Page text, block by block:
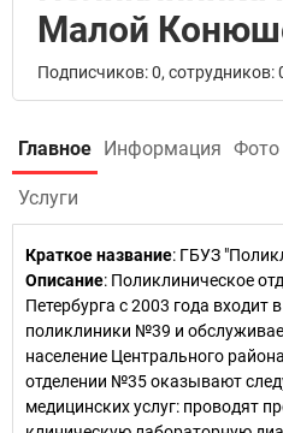
Малой
Подписчиков: 0, сотрудников:
Главное Информация Фото
Услуги
Краткое название: ГБУЗ
Описание: Поликлиническое
Петербурга с 2003 года входит
поликлиники №39 и
население Центрального
отделении №35 оказывают
медицинских услуг: проводят